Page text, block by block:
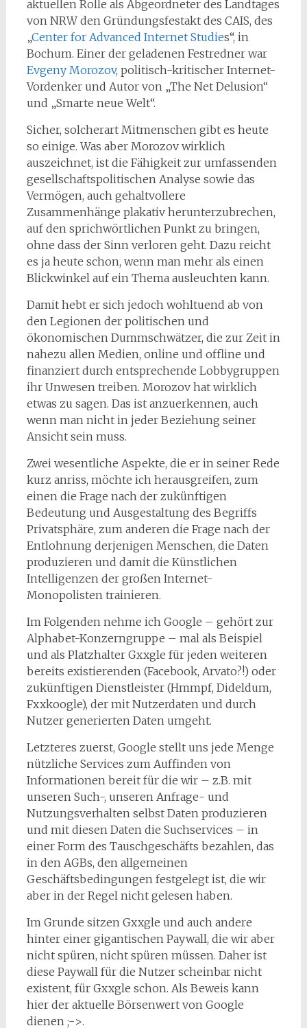
aktuellen Rolle als Abgeordneter des Landtages
von NRW den Gründungsfestakt des CAIS, des
„Center for Advanced Internet Studies“, in
Bochum. Einer der geladenen Festredner war
Evgeny Morozov, politisch-kritischer Internet-
Vordenker und Autor von „The Net Delusion“
und „Smarte neue Welt“.
Sicher, solcherart Mitmenschen gibt es heute
so einige. Was aber Morozov wirklich
auszeichnet, ist die Fähigkeit zur umfassenden
gesellschaftspolitischen Analyse sowie das
Vermögen, auch gehaltvollere
Zusammenhänge plakativ herunterzubrechen,
auf den sprichwörtlichen Punkt zu bringen,
ohne dass der Sinn verloren geht. Dazu reicht
es ja heute schon, wenn man mehr als einen
Blickwinkel auf ein Thema ausleuchten kann.
Damit hebt er sich jedoch wohltuend ab von
den Legionen der politischen und
ökonomischen Dummschwätzer, die zur Zeit in
nahezu allen Medien, online und offline und
finanziert durch entsprechende Lobbygruppen
ihr Unwesen treiben. Morozov hat wirklich
etwas zu sagen. Das ist anzuerkennen, auch
wenn man nicht in jeder Beziehung seiner
Ansicht sein muss.
Zwei wesentliche Aspekte, die er in seiner Rede
kurz anriss, möchte ich herausgreifen, zum
einen die Frage nach der zukünftigen
Bedeutung und Ausgestaltung des Begriffs
Privatsphäre, zum anderen die Frage nach der
Entlohnung derjenigen Menschen, die Daten
produzieren und damit die Künstlichen
Intelligenzen der großen Internet-
Monopolisten trainieren.
Im Folgenden nehme ich Google – gehört zur
Alphabet-Konzerngruppe – mal als Beispiel
und als Platzhalter Gxxgle für jeden weiteren
bereits existierenden (Facebook, Arvato?!) oder
zukünftigen Dienstleister (Hmmpf, Dideldum,
Fxxkoogle), der mit Nutzerdaten und durch
Nutzer generierten Daten umgeht.
Letzteres zuerst, Google stellt uns jede Menge
nützliche Services zum Auffinden von
Informationen bereit für die wir – z.B. mit
unseren Such-, unseren Anfrage- und
Nutzungsverhalten selbst Daten produzieren
und mit diesen Daten die Suchservices – in
einer Form des Tauschgeschäfts bezahlen, das
in den AGBs, den allgemeinen
Geschäftsbedingungen festgelegt ist, die wir
aber in der Regel nicht gelesen haben.
Im Grunde sitzen Gxxgle und auch andere
hinter einer gigantischen Paywall, die wir aber
nicht spüren, nicht spüren müssen. Daher ist
diese Paywall für die Nutzer scheinbar nicht
existent, für Gxxgle schon. Als Beweis kann
hier der aktuelle Börsenwert von Google
dienen ;->.